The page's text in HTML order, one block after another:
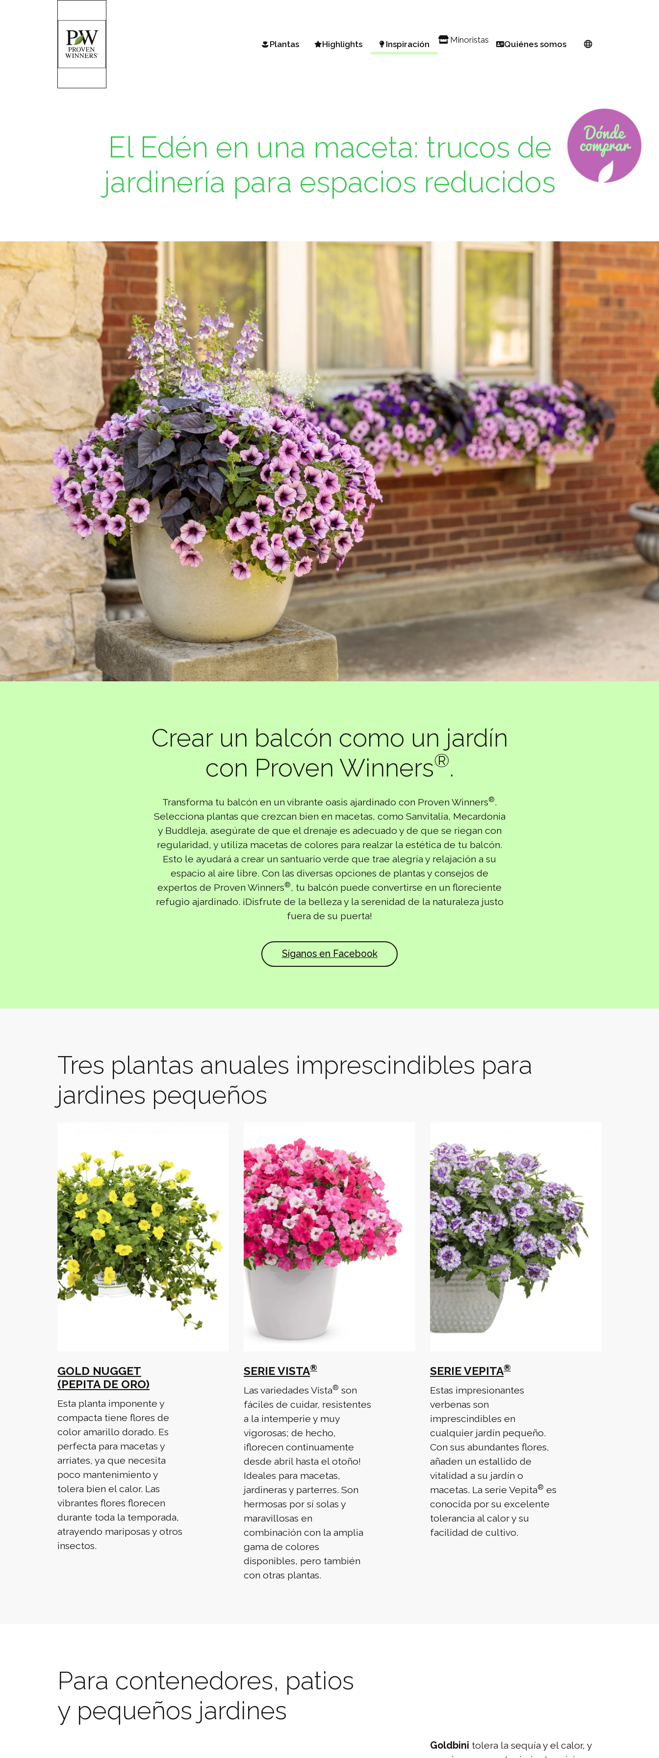
Plantas Highlights
Hydrangea Arborescens
Inspiración
Macizos de flores
Los favoritos del otoño
Minoristas Quiénes somos
Conviértete en embajador
El Edén en una maceta: trucos de
jardinería para espacios reducidos
Crear un balcón como un jardín
con Proven Winners®.
Transforma tu balcón en un vibrante oasis ajardinado con Proven Winners®.
Selecciona plantas que crezcan bien en macetas, como Sanvitalia, Mecardonia
y Buddleja, asegúrate de que el drenaje es adecuado y de que se riegan con
regularidad, y utiliza macetas de colores para realzar la estética de tu balcón.
Esto le ayudará a crear un santuario verde que trae alegría y relajación a su
espacio al aire libre. Con las diversas opciones de plantas y consejos de
expertos de Proven Winners®, tu balcón puede convertirse en un floreciente
refugio ajardinado. ¡Disfrute de la belleza y la serenidad de la naturaleza justo
fuera de su puerta!
Síganos en Facebook
Tres plantas anuales imprescindibles para
jardines pequeños
GOLD NUGGET
(PEPITA DE ORO)
Esta planta imponente y
compacta tiene flores de
color amarillo dorado. Es
perfecta para macetas y
arriates, ya que necesita
poco mantenimiento y
tolera bien el calor. Las
vibrantes flores florecen
durante toda la temporada,
atrayendo mariposas y otros
insectos.
SERIE VISTA®
Las variedades Vista® son
fáciles de cuidar, resistentes
a la intemperie y muy
vigorosas; de hecho,
¡florecen continuamente
desde abril hasta el otoño!
Ideales para macetas,
jardineras y parterres. Son
hermosas por sí solas y
maravillosas en
combinación con la amplia
gama de colores
disponibles, pero también
con otras plantas.
SERIE VEPITA®
Estas impresionantes
verbenas son
imprescindibles en
cualquier jardín pequeño.
Con sus abundantes flores,
añaden un estallido de
vitalidad a su jardín o
macetas. La serie Vepita® es
conocida por su excelente
tolerancia al calor y su
facilidad de cultivo.
Para contenedores, patios
y pequeños jardines
Goldbini tolera la sequía y el calor, y